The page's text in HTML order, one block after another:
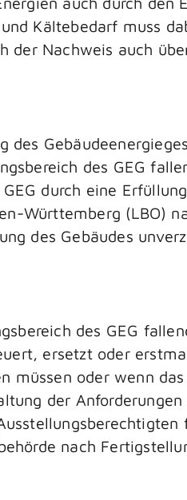
Kältebedarf muss
der Nachweis auch
des
des GEG
durch eine
Württemberg (LBO)
des Gebäudes
des GEG
ersetzt oder
müssen oder wenn
der
nach